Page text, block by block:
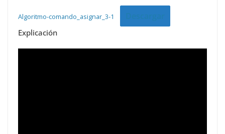
Algoritmo-comando_asignar_3-1
Explicación